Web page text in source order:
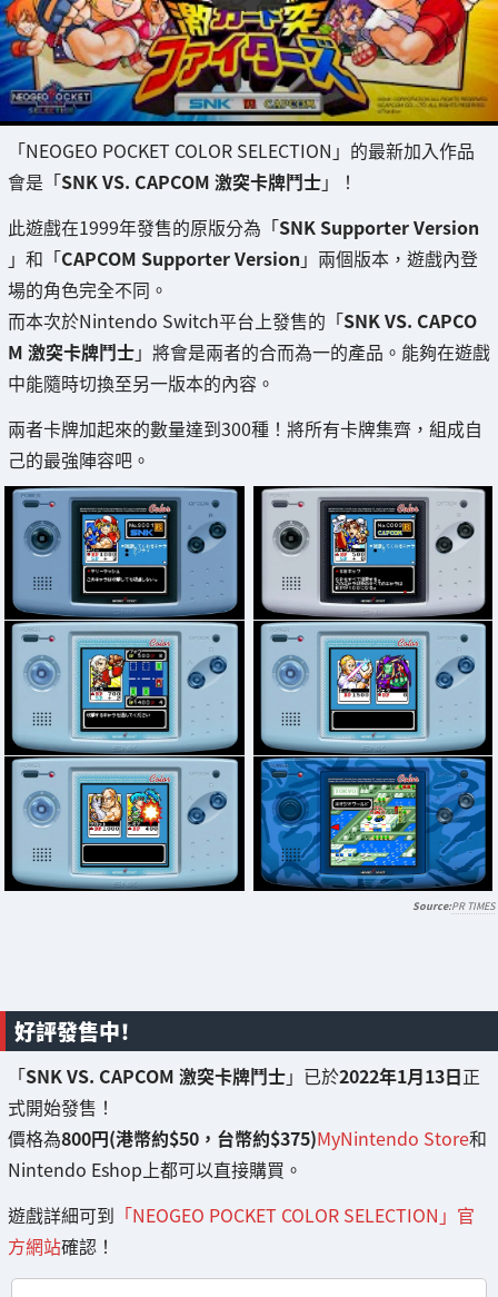
「NEOGEO POCKET COLOR SELECTION」的最新加入作品
會是「SNK VS. CAPCOM 激突卡牌鬥士」！
此遊戲在1999年發售的原版分為「SNK Supporter Version
」和「CAPCOM Supporter Version 」兩個版本，遊戲內登
場的角色完全不同。
而本次於Nintendo Switch平台上發售的「SNK VS. CAPCO
M 激突卡牌鬥士」將會是兩者的合而為一的產品。能夠在遊戲
中能隨時切換至另一版本的內容。
兩者卡牌加起來的數量達到300種！將所有卡牌集齊，組成自
己的最強陣容吧。
PR TIMES
好評發售中！
「SNK VS. CAPCOM 激突卡牌鬥士」已於2022年1月13日正
式開始發售！
價格為800円(港幣約$50，台幣約$375)MyNintendo Store和
Nintendo Eshop上都可以直接購買。
遊戲詳細可到 「NEOGEO POCKET COLOR SELECTION」官
方網站確認！